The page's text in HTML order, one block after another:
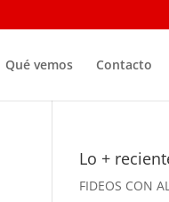
Qué vemos Contacto
Lo +
FIDEOS CON